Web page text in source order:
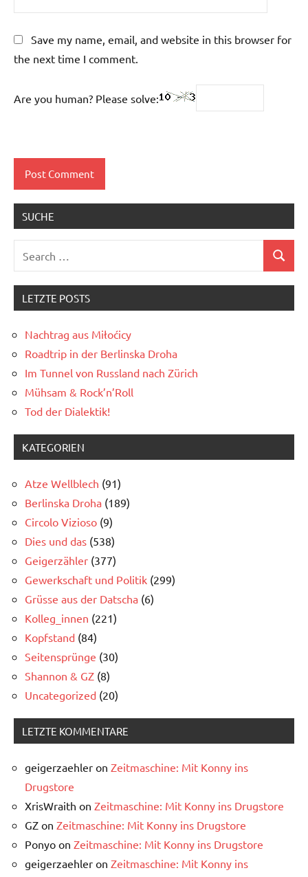
Save my name, email, and website in this browser for
the next time I comment.
Are you human? Please solve:
SUCHE
for:
Search
LETZTE POSTS
Nachtrag aus Miłoćicy
Roadtrip in der Berlinska Droha
Im Tunnel von Russland nach Zürich
Mühsam & Rock’n’Roll
Tod der Dialektik!
KATEGORIEN
Atze Wellblech (91)
Berlinska Droha (189)
Circolo Vizioso (9)
Dies und das (538)
Geigerzähler (377)
Gewerkschaft und Politik (299)
Grüsse aus der Datscha (6)
Kolleg_innen (221)
Kopfstand (84)
Seitensprünge (30)
Shannon & GZ (8)
Uncategorized (20)
LETZTE KOMMENTARE
geigerzaehler on Zeitmaschine: Mit Konny ins
Drugstore
XrisWraith on Zeitmaschine: Mit Konny ins Drugstore
GZ on Zeitmaschine: Mit Konny ins Drugstore
Ponyo on Zeitmaschine: Mit Konny ins Drugstore
geigerzaehler on Zeitmaschine: Mit Konny ins